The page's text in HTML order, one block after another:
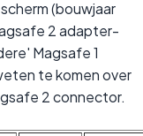
(bouwjaar
2 adapter-
Magsafe 1
te komen over
2 connector.